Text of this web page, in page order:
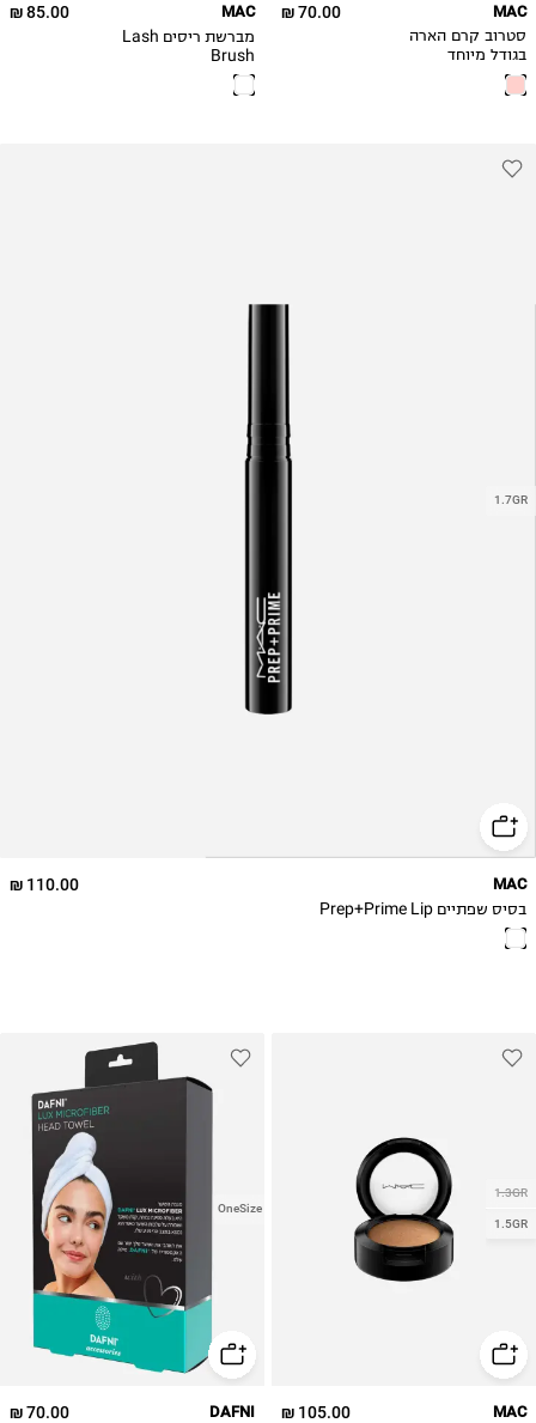
70.00 ₪ MAC
סטרוב קרם הארה
בגודל מיוחד
85.00 ₪ MAC
מברשת ריסים Lash
Brush
1.7GR
110.00 ₪ MAC
בסיס שפתיים Prep+Prime Lip
1.3GR
1.5GR
105.00 ₪ MAC
OneSize
70.00 ₪ DAFNI